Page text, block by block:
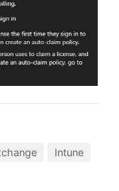
Intune